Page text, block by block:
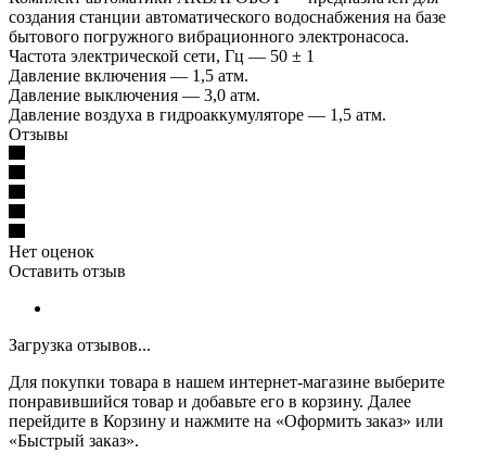
создания станции автоматического водоснабжения на базе
бытового погружного вибрационного электронасоса.
Частота электрической сети, Гц — 50 ± 1
Давление включения — 1,5 атм.
Давление выключения — 3,0 атм.
Давление воздуха в гидроаккумуляторе — 1,5 атм.
Отзывы
Нет оценок
Оставить отзыв
Загрузка отзывов...
Для покупки товара в нашем интернет-магазине выберите
понравившийся товар и добавьте его в корзину. Далее
перейдите в Корзину и нажмите на «Оформить заказ» или
«Быстрый заказ».